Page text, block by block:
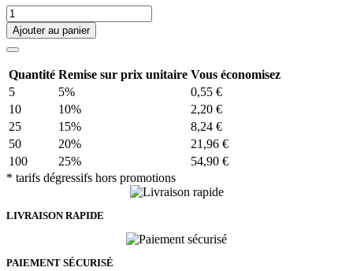
Ajouter au panier
Quantité Remise sur prix unitaire Vous économisez
5
5%
0,55 €
10
10%
2,20 €
25
15%
8,24 €
50
20%
21,96 €
100
25%
54,90 €
* tarifs dégressifs hors promotions
LIVRAISON RAPIDE
PAIEMENT SÉCURISÉ